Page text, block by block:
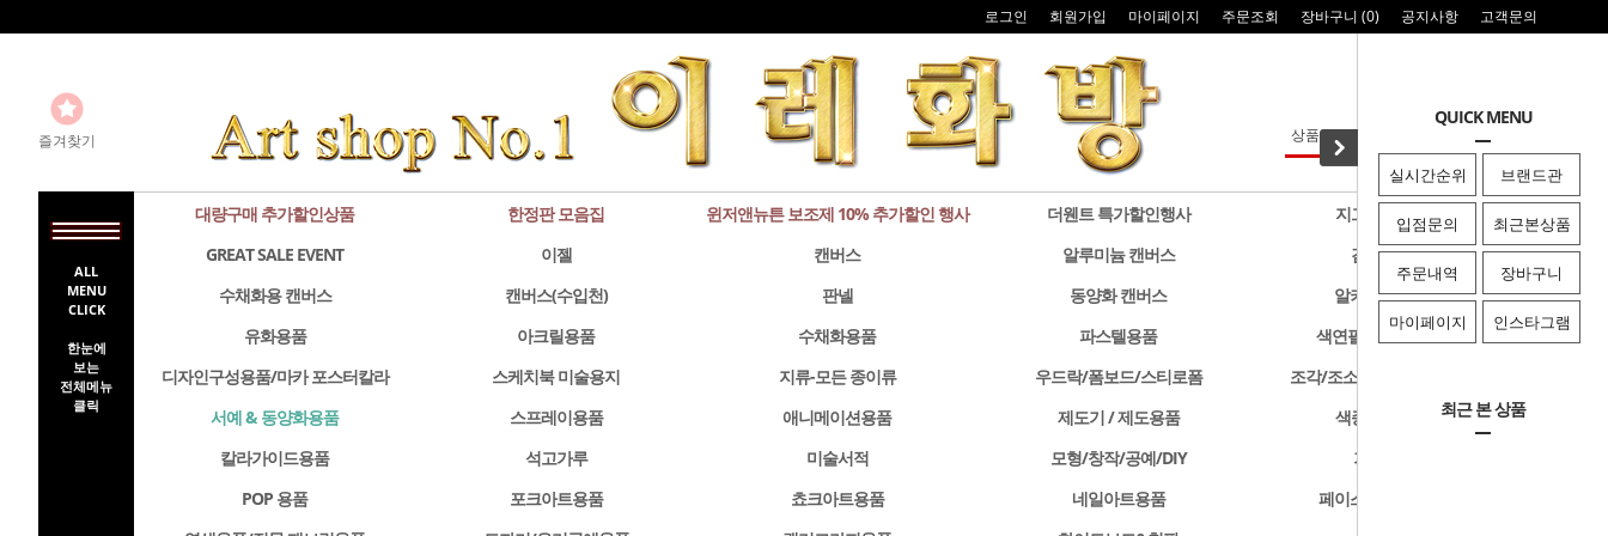
QUICK MENU
실시간순위 브랜드관
입점문의 최근본상품
주문내역 장바구니
마이페이지 인스타그램
최근 본 상품
로그인 회원가입 마이페이지 주문조회 장바구니 (0) 공지사항 고객문의
즐겨찾기
ALL
MENU
CLICK
한눈에
보는
전체메뉴
클릭
대량구매 추가할인상품 한정판 모음집 윈저앤뉴튼 보조제 10% 추가할인 행사 더웬트 특가할인행사
지그 특가할인행사
GREAT SALE EVENT
이젤 캔버스 알루미늄 캔버스
검정색 캔버스
수채화용 캔버스
캔버스(수입천) 판넬 동양화 캔버스
알키드물감 및 용품
유화용품
아크릴용품 수채화용품 파스텔용품
색연필/연필/드로잉용품
디자인구성용품/마카 포스터칼라
스케치북 미술용지 지류-모든 종이류 우드락/폼보드/스티로폼
조각/조소용품/클레이/판화용품
서예 & 동양화용품
스프레이용품 애니메이션용품 제도기 / 제도용품
색종이 & 종이접기
칼라가이드용품
석고가루 미술서적 모형/창작/공예/DIY
기타화방용품
POP 용품
포크아트용품 쵸크아트용품 네일아트용품
페이스페인팅/미용용품